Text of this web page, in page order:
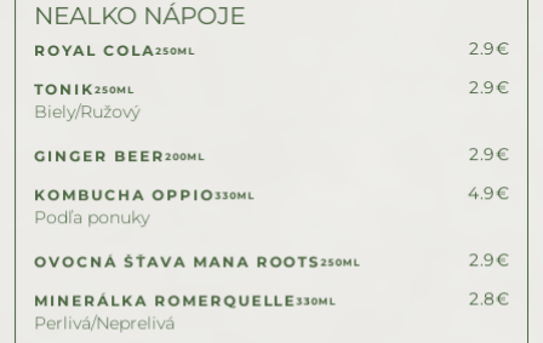
NEALKO NÁPOJE
ROYAL COLA250ML 2.9€
TONIK 250ML 2.9€
Biely/Ružový
GINGER BEER 200ML 2.9€
KOMBUCHA OPPIO330ML 4.9€
Podľa ponuky
OVOCNÁ ŠŤAVA MANA ROOTS250ML 2.9€
MINERÁLKA ROMERQUELLE330ML 2.8€
Perlivá/Neprelivá